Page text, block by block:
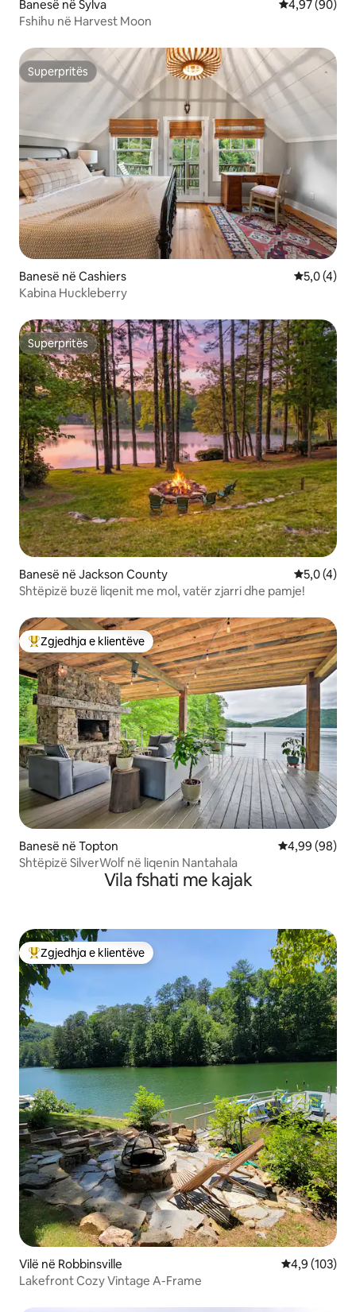
Banesë në Sylva Vlerësimi
4,97 (90)
Fshihu në Harvest Moon
Superpritës
Superpritës
Banesë në Cashiers Vlerësimi
5,0 (4)
Kabina Huckleberry
Superpritës
Superpritës
Banesë në Jackson County Vlerësimi
5,0 (4)
Shtëpizë buzë liqenit me mol, vatër zjarri dhe pamje!
Më të mirat e zgjedhjeve të klientëve
Zgjedhja e klientëve
Banesë në Topton Vlerësimi
4,99 (98)
Shtëpizë SilverWolf në liqenin Nantahala
Vila fshati me kajak
Më të mirat e zgjedhjeve të klientëve
Zgjedhja e klientëve
Vilë në Robbinsville Vlerësimi
4,9 (103)
Lakefront Cozy Vintage A-Frame